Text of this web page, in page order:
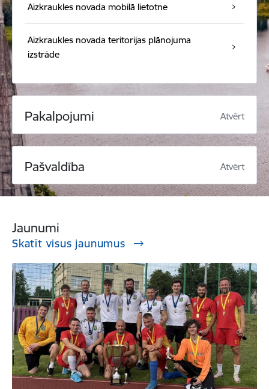
Aizkraukles novada mobilā lietotne
Aizkraukles novada teritorijas plānojuma
izstrāde
Pakalpojumi Atvērt
Pašvaldība Atvērt
Jaunumi
Skatīt visus jaunumus